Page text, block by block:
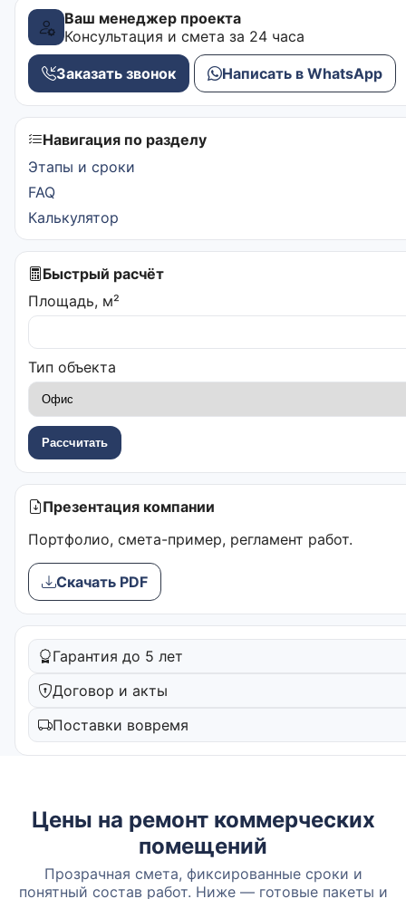
Ваш менеджер проекта
Консультация и смета за 24 часа
Заказать звонок Написать в WhatsApp
Навигация по разделу
Этапы и сроки
FAQ
Калькулятор
Быстрый расчёт
Площадь, м²
Тип объекта
Рассчитать
Презентация компании
Портфолио, смета-пример, регламент работ.
Скачать PDF
Гарантия до 5 лет
Договор и акты
Поставки вовремя
Цены на ремонт коммерческих
помещений
Прозрачная смета, фиксированные сроки и
понятный состав работ. Ниже — готовые пакеты и